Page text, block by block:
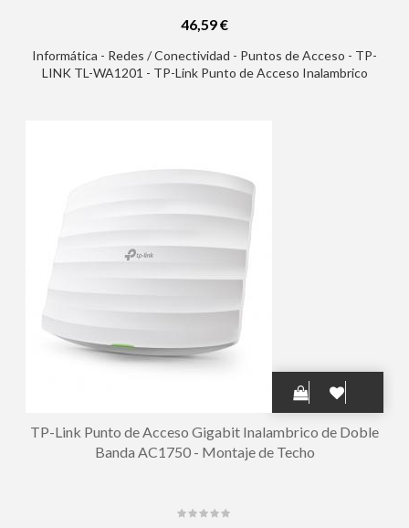
46,59 €
Informática - Redes / Conectividad - Puntos de Acceso - TP-
LINK TL-WA1201 - TP-Link Punto de Acceso Inalambrico
TP-Link Punto de Acceso Gigabit Inalambrico de Doble
Banda AC1750 - Montaje de Techo